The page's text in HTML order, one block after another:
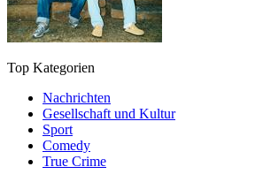
Top Kategorien
Nachrichten
Gesellschaft und Kultur
Sport
Comedy
True Crime